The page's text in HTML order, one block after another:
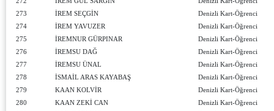
273
İREM SEÇGİN
Denizli Kart-Öğrenci
274
İREM YAVUZER
Denizli Kart-Öğrenci
275
İREMNUR GÜRPINAR
Denizli Kart-Öğrenci
276
İREMSU DAĞ
Denizli Kart-Öğrenci
277
İREMSU ÜNAL
Denizli Kart-Öğrenci
278
İSMAİL ARAS KAYABAŞ
Denizli Kart-Öğrenci
279
KAAN KOLVİR
Denizli Kart-Öğrenci
280
KAAN ZEKİ CAN
Denizli Kart-Öğrenci